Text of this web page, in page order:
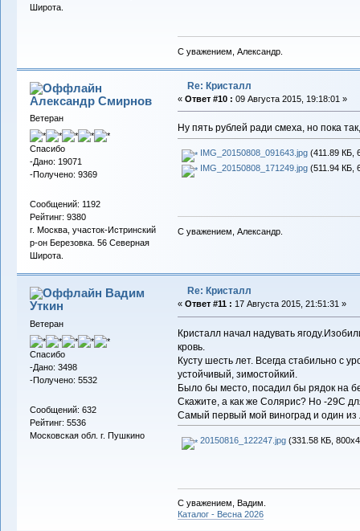
Широта.
С уважением, Александр.
Александр Смирнов
Ветеран
Спасибо
-Дано: 19071
-Получено: 9369
Сообщений: 1192
Рейтинг: 9380
г. Москва, участок-Истринский
р-он Березовка. 56 Северная
Широта.
Re: Кристалл
« Ответ #10 : 09 Августа 2015, 19:18:01 »
Ну пять рублей ради смеха, но пока
IMG_20150808_091643.jpg(411.89 КБ,
IMG_20150808_171249.jpg(511.94 КБ,
С уважением, Александр.
Вадим
Уткин
Ветеран
Спасибо
-Дано: 3498
-Получено: 5532
Сообщений: 632
Рейтинг: 5536
Московская обл. г. Пушкино
Re: Кристалл
« Ответ #11 : 17 Августа 2015, 21:51:31 »
Кристалл начал надувать
кровь.
Кусту шесть лет. Всегда стабильно с
устойчивый, зимостойкий.
Было бы место, посадил бы рядок на
Скажите, а как же Солярис? Но -29C
Самый первый мой виноград и один
20150816_122247.jpg(331.58 КБ,
С уважением, Вадим.
Каталог - Весна 2026